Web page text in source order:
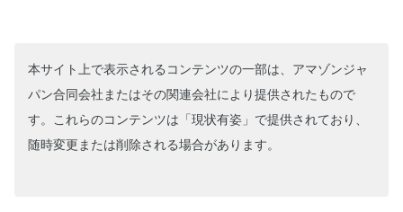
本サイト上で表示されるコンテンツの一部は、アマゾンジャ
パン合同会社またはその関連会社により提供されたもので
す。これらのコンテンツは「現状有姿」で提供されており、
随時変更または削除される場合があります。